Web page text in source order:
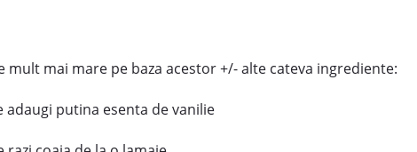
mai mare pe baza acestor +/- alte cateva ingrediente:
adaugi putina esenta de vanilie